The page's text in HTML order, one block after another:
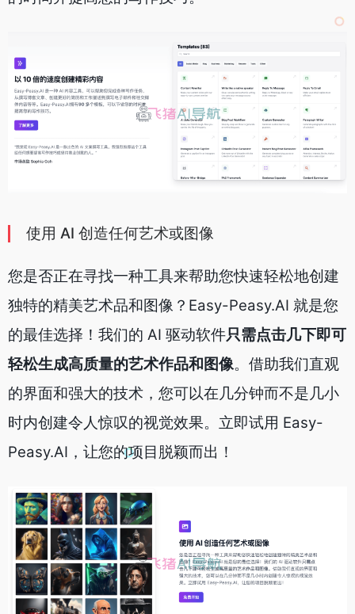
使用 AI 创造任何艺术或图像
您是否正在寻找一种工具来帮助您快速轻松地创建
独特的精美艺术品和图像？Easy-Peasy.AI 就是您
的最佳选择！我们的 AI 驱动软件只需点击几下即可
轻松生成高质量的艺术作品和图像。借助我们直观
的界面和强大的技术，您可以在几分钟而不是几小
时内创建令人惊叹的视觉效果。立即试用 Easy-
Peasy.AI，让您的项目脱颖而出！